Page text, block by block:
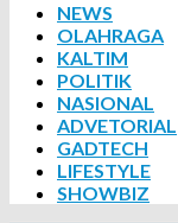
NEWS
OLAHRAGA
KALTIM
POLITIK
NASIONAL
ADVETORIAL
GADTECH
LIFESTYLE
SHOWBIZ